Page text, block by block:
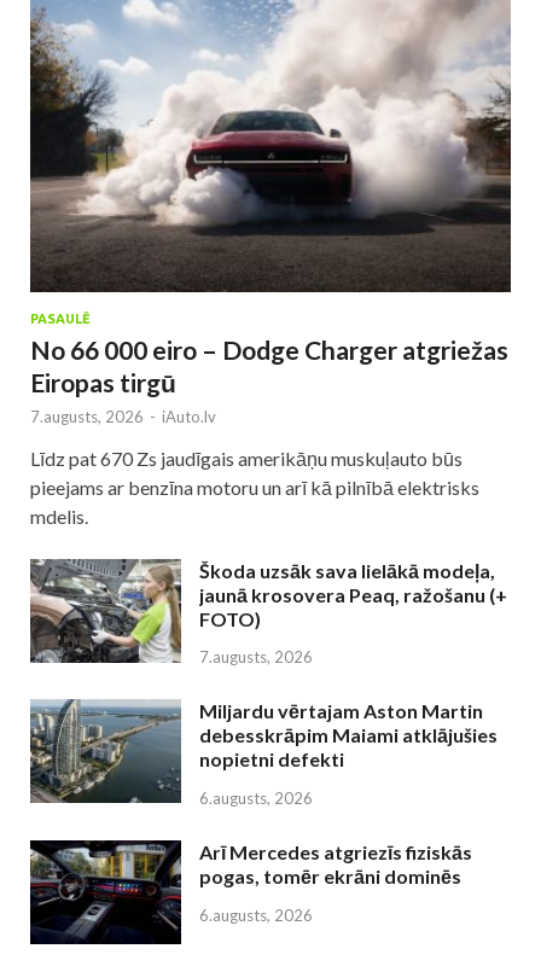
PASAULĒ
No 66 000 eiro – Dodge Charger atgriežas
Eiropas tirgū
7.augusts, 2026 - iAuto.lv
Līdz pat 670 Zs jaudīgais amerikāņu muskuļauto būs
pieejams ar benzīna motoru un arī kā pilnībā elektrisks
mdelis.
Škoda uzsāk sava lielākā modeļa,
jaunā krosovera Peaq, ražošanu (+
FOTO)
7.augusts, 2026
Miljardu vērtajam Aston Martin
debesskrāpim Maiami atklājušies
nopietni defekti
6.augusts, 2026
Arī Mercedes atgriezīs fiziskās
pogas, tomēr ekrāni dominēs
6.augusts, 2026